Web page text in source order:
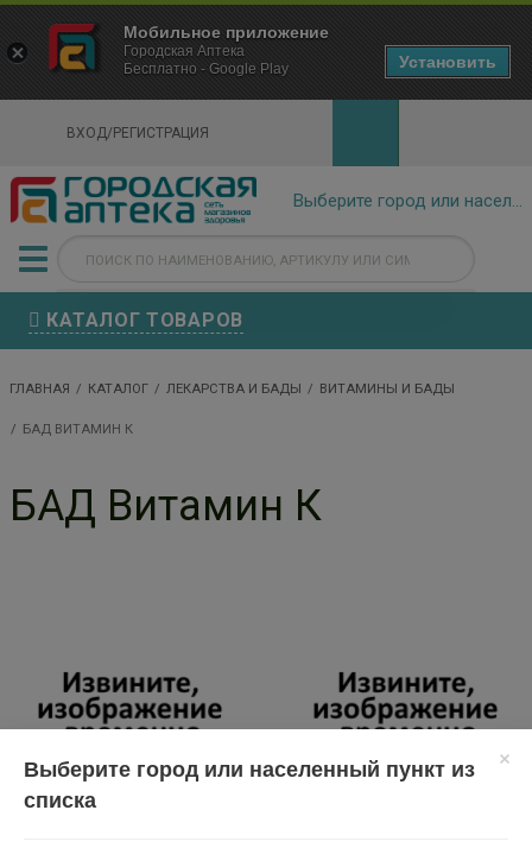
ВХОД/РЕГИСТРАЦИЯ
КАТАЛОГ ТОВАРОВ
ГЛАВНАЯ КАТАЛОГ ЛЕКАРСТВА И БАДЫ ВИТАМИНЫ И БАДЫ
БАД ВИТАМИН К
БАД Витамин К
×
Городская Аптека Маркетплейс
- In Google Play
Выберите город или населенный пункт из
списка
Мобильное приложение
Городская Аптека
Бесплатно - Google Play
Установить